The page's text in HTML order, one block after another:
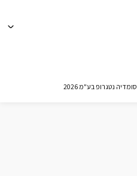
נטגרופ בע"מ 2026